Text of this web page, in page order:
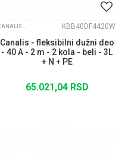
CANALIS KBB KBB40DF4420W
Canalis - fleksibilni dužni deo
- 40 A - 2 m - 2 kola - beli - 3L
+ N + PE
65.021,04 RSD